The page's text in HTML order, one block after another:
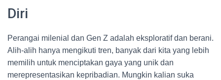
Diri
Perangai milenial dan Gen Z adalah eksploratif dan berani.
Alih-alih hanya mengikuti tren, banyak dari kita yang lebih
memilih untuk menciptakan gaya yang unik dan
merepresentasikan kepribadian. Mungkin kalian suka